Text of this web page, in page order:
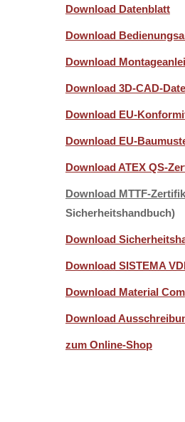
Download Datenblatt
Download
Download
Download 3D-CAD-
Download EU-
Download EU-
Download ATEX QS-
Download MTTF-
Sicherheitshandbuch)
Download
Download SISTEMA
Download Material
Download
zum Online-Shop